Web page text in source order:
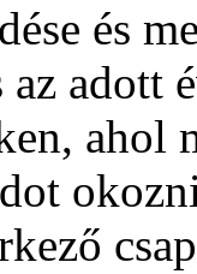
és
az
ahol